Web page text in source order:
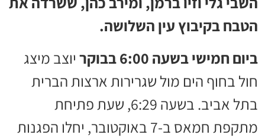
הטבח בקיבוץ עין השלושה.
ביום חמישי בשעה 6:00 בבוקר
יוצב מיצג
חול בחוף הים מול שגרירות ארצות הברית
בתל אביב. בשעה 6:29, שעת פתיחת
מתקפת חמאס ב-7 באוקטובר, יחלו הפגנות